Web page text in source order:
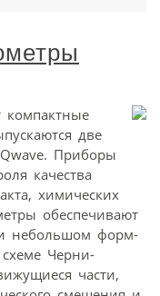
компактные
две
Приборы
качества
химических
обеспечивают
небольшом форм-
Черни-
части,